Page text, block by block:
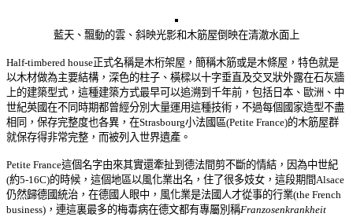
藍天、飄動的雲、斜映光影和木筋屋倒映在清澈水面上
Half-timbered house正式名稱是木桁架屋，簡稱木筋或是木條屋，特色就是
以木材做為主要結構，深色的柱子、橫樑以十字垂直及交叉狀外露在石灰牆
上的建築型式，這種建築方式最早可以追溯到千年前，包括日本、歐洲、中
世紀英國在不同時期都曾經分別大量運用這種技術，不過每個國家造型不盡
相同，保存完整度也各異，在Strasbourg小法國區(Petite France)的木筋屋群
就保存得非常完整，而被列入世界遺產。
Petite France這個名字由來其實還牽扯到德法間剪不斷的情結，因為中世紀
(約5-16C)的時候，這個地區以風化業出名，住了很多妓女，這段期間Alsace
仍然歸德國統治，在德國人眼中，風化業是法國人才從事的行業(the French
business)，連這裏最多的梅毒病在德文都有專屬別稱Franzosenkrankheit